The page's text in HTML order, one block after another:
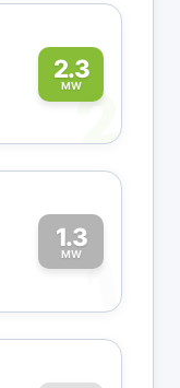
2.3
MW2
1.3
MW1